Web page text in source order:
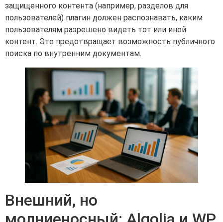
защищенного контента (например, разделов для
пользователей) плагин должен распознавать, каким
пользователям разрешено видеть тот или иной
контент. Это предотвращает возможность публичного
поиска по внутренним документам.
Внешний, но